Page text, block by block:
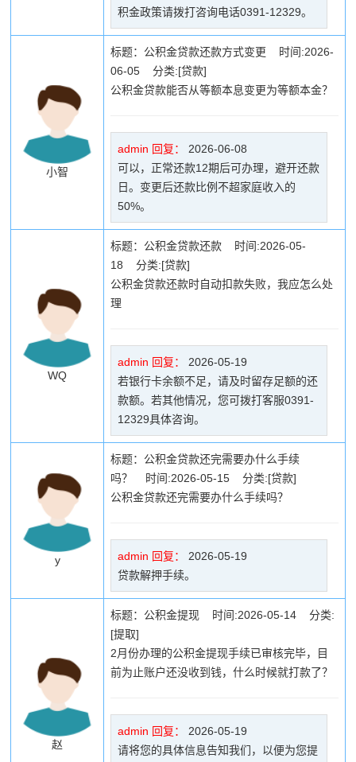
积金政策请拨打咨询电话0391-12329。
小智
标题：公积金贷款还款方式变更 时间:2026-
06-05 分类:[贷款]
公积金贷款能否从等额本息变更为等额本金？
admin 回复：
2026-06-08
可以，正常还款12期后可办理，避开还款
日。变更后还款比例不超家庭收入的
50%。
WQ
标题：公积金贷款还款 时间:2026-05-
18 分类:[贷款]
公积金贷款还款时自动扣款失败，我应怎么处
理
admin 回复：
2026-05-19
若银行卡余额不足，请及时留存足额的还
款额。若其他情况，您可拨打客服0391-
12329具体咨询。
y
标题：公积金贷款还完需要办什么手续
吗？ 时间:2026-05-15 分类:[贷款]
公积金贷款还完需要办什么手续吗？
admin 回复：
2026-05-19
贷款解押手续。
赵
标题：公积金提现 时间:2026-05-14 分类:
[提取]
2月份办理的公积金提现手续已审核完毕，目
前为止账户还没收到钱，什么时候就打款了？
admin 回复：
2026-05-19
请将您的具体信息告知我们，以便为您提